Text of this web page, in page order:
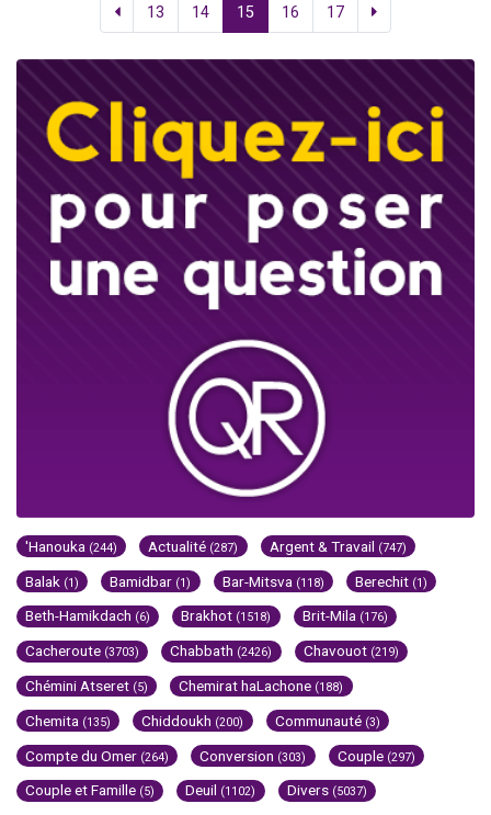
13 14 15 16 17
'Hanouka (244) Actualité (287) Argent & Travail (747)
Balak (1) Bamidbar (1) Bar-Mitsva (118) Berechit (1)
Beth-Hamikdach (6) Brakhot (1518) Brit-Mila (176)
Cacheroute (3703) Chabbath (2426) Chavouot (219)
Chémini Atseret (5) Chemirat haLachone (188)
Chemita (135) Chiddoukh (200) Communauté (3)
Compte du Omer (264) Conversion (303) Couple (297)
Couple et Famille (5) Deuil (1102) Divers (5037)